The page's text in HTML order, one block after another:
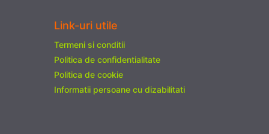
Link-uri utile
Termeni si conditii
Politica de confidentialitate
Politica de cookie
Informatii persoane cu dizabilitati